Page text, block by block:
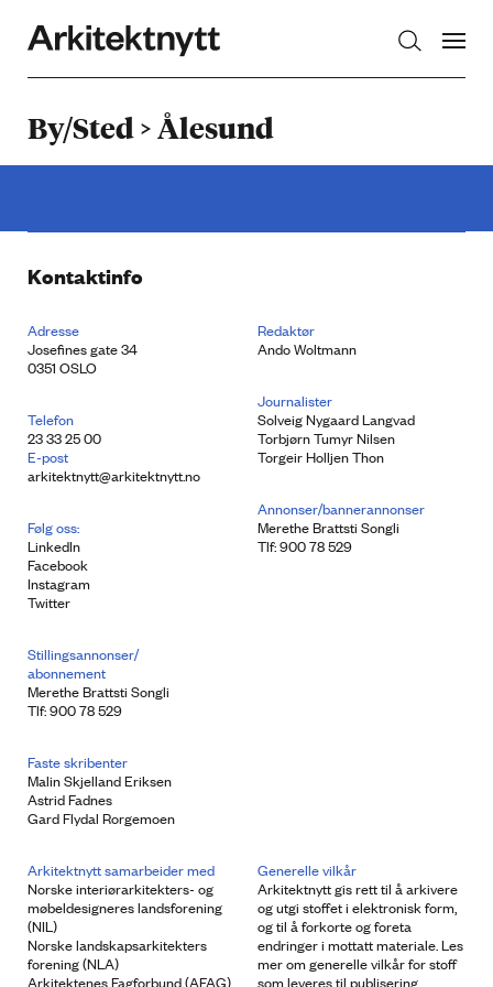
By/Sted > Ålesund
Kontaktinfo
Adresse
Josefines gate 34
0351 OSLO
Telefon
23 33 25 00
E-post
arkitektnytt@arkitektnytt.no
Følg oss:
LinkedIn
Facebook
Instagram
Twitter
Redaktør
Ando Woltmann
Journalister
Solveig Nygaard Langvad
Torbjørn Tumyr Nilsen
Torgeir Holljen Thon
Annonser/bannerannonser
Merethe Brattsti Songli
Tlf: 900 78 529
Stillingsannonser/
abonnement
Merethe Brattsti Songli
Tlf: 900 78 529
Faste skribenter
Malin Skjelland Eriksen
Astrid Fadnes
Gard Flydal Rorgemoen
Arkitektnytt samarbeider med
Norske interiørarkitekters- og
møbeldesigneres landsforening
(NIL)
Norske landskapsarkitekters
forening (NLA)
Arkitektenes Fagforbund (AFAG)
Generelle vilkår
Arkitektnytt gis rett til å arkivere
og utgi stoffet i elektronisk form,
og til å forkorte og foreta
endringer i mottatt materiale. Les
mer om generelle vilkår for stoff
som leveres til publisering.